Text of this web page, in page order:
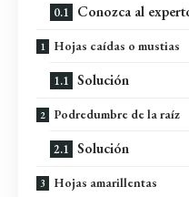
Conozca al
Hojas caídas o mustias
Solución
Podredumbre de la raíz
Solución
Hojas amarillentas